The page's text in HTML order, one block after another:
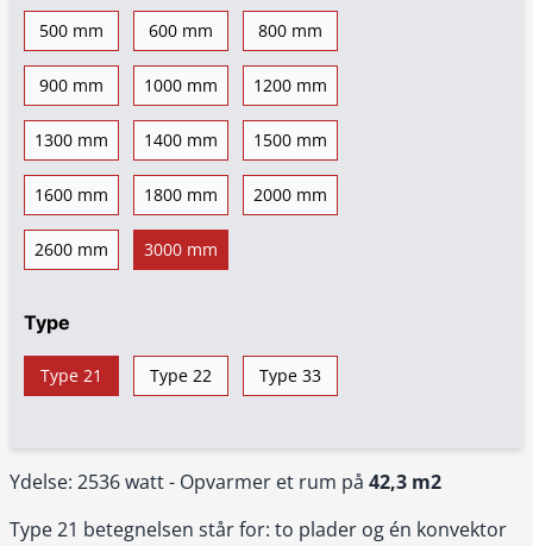
Ydelse: 2536 watt - Opvarmer et rum på 42,3 m2
Type 21 betegnelsen står for: to plader og én konvektor
500 mm 600 mm 800 mm
900 mm 1000 mm 1200 mm
1300 mm 1400 mm 1500 mm
1600 mm 1800 mm 2000 mm
2600 mm 3000 mm
Type
Type 21 Type 22 Type 33